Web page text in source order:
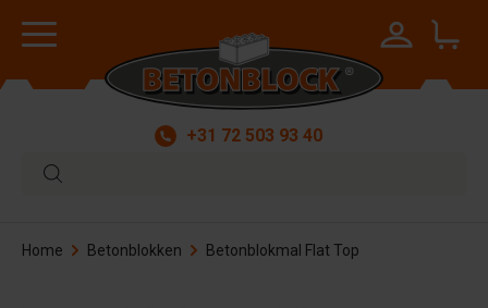
+31 72 503 93 40
Home Betonblokken Betonblokmal Flat Top